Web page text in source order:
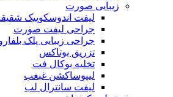
زیبایی صورت
لیفت اندوسکوپیک
جراحی لیفت صورت
جراحی زیبایی پلک
تزریق بوتاکس
تخلیه بوکال فت
لیپوساکشن غبغب
لیفت سانترال لب